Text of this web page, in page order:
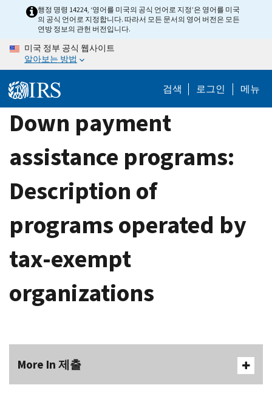
content
행정 명령 14224, ‘영어를 미국의 공식 언어로 지정’은 영어를 미국
의 공식 언어로 지정합니다. 따라서 모든 문서의 영어 버전은 모든
연방 정보의 관헌 버전입니다.
미국 정부 공식 웹사이트
알아보는 방법
검색 로그인 메뉴
Down payment
assistance programs:
Description of
programs operated by
tax-exempt
organizations
More In 제출